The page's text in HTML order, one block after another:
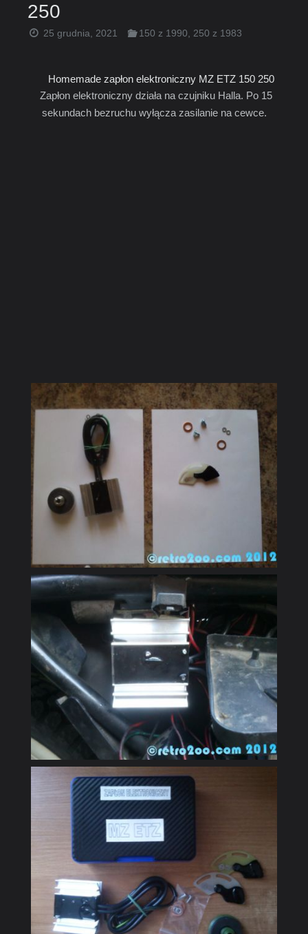
250
25 grudnia, 2021 150 z 1990,250 z 1983
Homemade zapłon elektroniczny MZ ETZ 150 250
Zapłon elektroniczny działa na czujniku Halla. Po 15
sekundach bezruchu wyłącza zasilanie na cewce.